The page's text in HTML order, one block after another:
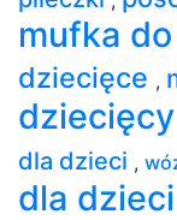
mufka
dziecięce ,
dziecięcy
dla dzieci ,
dla dzieci